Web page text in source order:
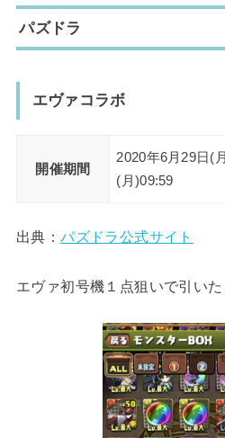
パズドラ
エヴァコラボ
開催期間
2020年6月29日(
(月)09:59
出典：パズドラ公式サイト
エヴァ初号機１点狙いで引いた